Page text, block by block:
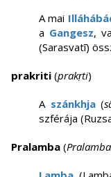
A mai
a Gangesz,
(Sarasvatī)
prakriti (prakṛti)
A szánkhja(
szférája
Pralamba (Pralamba